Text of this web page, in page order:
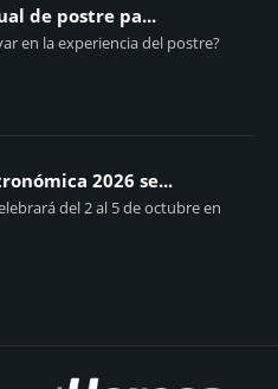
de postre pa...
en la experiencia del postre?
2026 se...
del 2 al 5 de octubre en